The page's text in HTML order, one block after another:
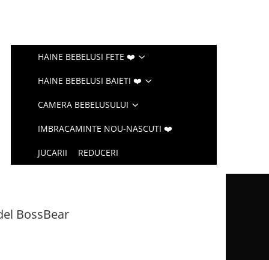
HAINE BEBELUSI FETE ❤️
HAINE BEBELUSI BAIETI ❤️
CAMERA BEBELUSULUI
IMBRACAMINTE NOU-NASCUTI ❤️
JUCARII REDUCERI
BossBear